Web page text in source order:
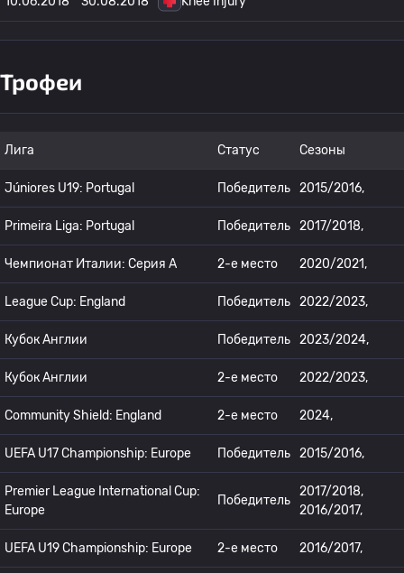
Трофеи
Лига Статус Сезоны
Júniores U19: Portugal Победитель 2015/2016,
Primeira Liga: Portugal Победитель 2017/2018,
Чемпионат Италии: Серия А 2-е место 2020/2021,
League Cup: England Победитель 2022/2023,
Кубок Англии Победитель 2023/2024,
Кубок Англии 2-е место 2022/2023,
Community Shield: England 2-е место 2024,
UEFA U17 Championship: Europe Победитель 2015/2016,
Premier League International Cup:
Europe
Победитель
2017/2018,
2016/2017,
UEFA U19 Championship: Europe 2-е место 2016/2017,